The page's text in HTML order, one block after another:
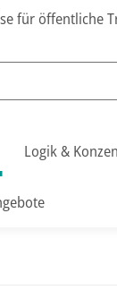
für öffentliche
Logik &